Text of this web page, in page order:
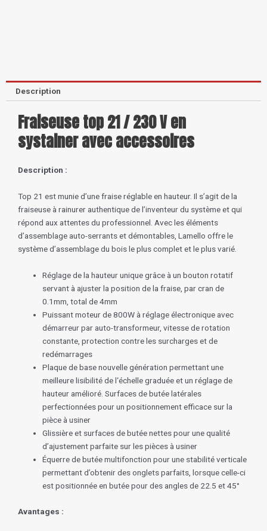
Description
Fraiseuse top 21 / 230 V en
systainer avec accessoires
Description :
Top 21 est munie d’une fraise réglable en hauteur. Il s’agit de la
fraiseuse à rainurer authentique de l’inventeur du système et qui
répond aux attentes du professionnel. Avec les éléments
d’assemblage auto-serrants et démontables, Lamello offre le
système d’assemblage du bois le plus complet et le plus varié.
Réglage de la hauteur unique grâce à un bouton rotatif
servant à ajuster la position de la fraise, par cran de
0.1mm, total de 4mm
Puissant moteur de 800W à réglage électronique avec
démarreur par auto-transformeur, vitesse de rotation
constante, protection contre les surcharges et de
redémarrages
Plaque de base nouvelle génération permettant une
meilleure lisibilité de l‘échelle graduée et un réglage de
hauteur amélioré. Surfaces de butée latérales
perfectionnées pour un positionnement efficace sur la
pièce à usiner
Glissière et surfaces de butée nettes pour une qualité
d’ajustement parfaite sur les pièces à usiner
Équerre de butée multifonction pour une stabilité verticale
permettant d’obtenir des onglets parfaits, lorsque celle-ci
est positionnée en butée pour des angles de 22.5 et 45°
Avantages :